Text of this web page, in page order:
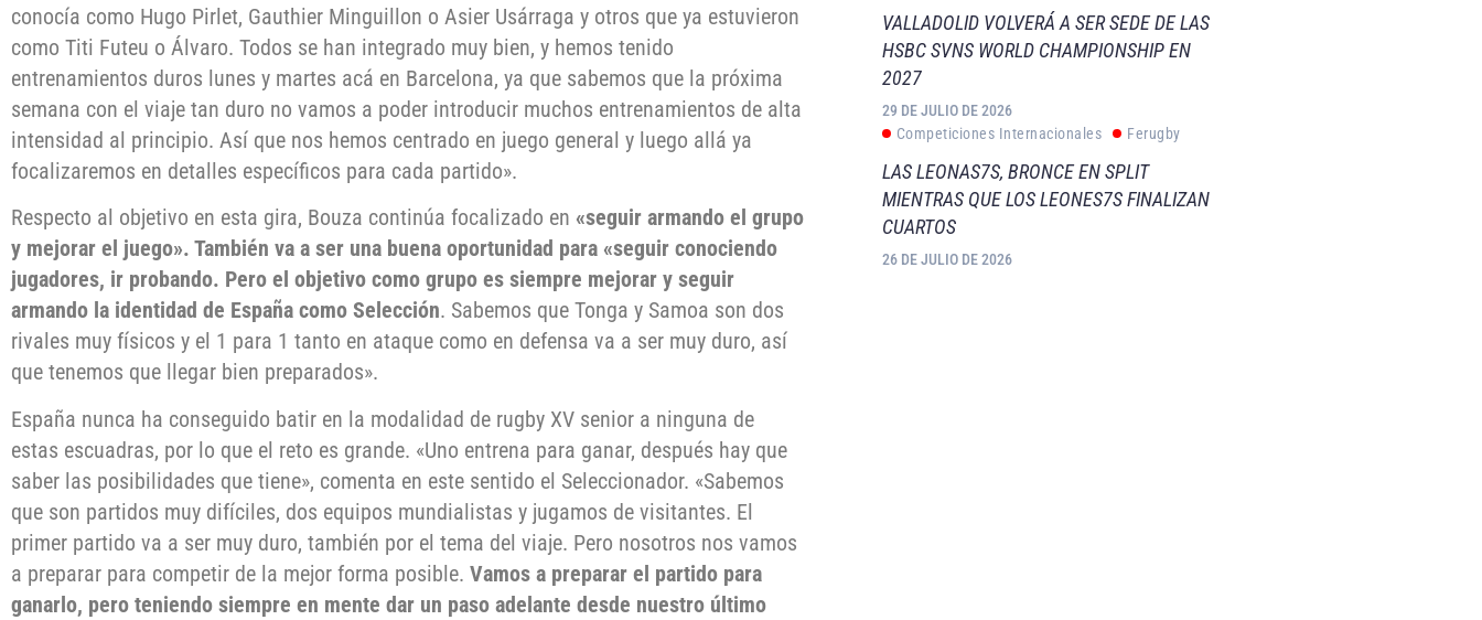
conocía como Hugo Pirlet, Gauthier Minguillon o Asier Usárraga y otros que ya estuvieron
como Titi Futeu o Álvaro. Todos se han integrado muy bien, y hemos tenido
entrenamientos duros lunes y martes acá en Barcelona, ya que sabemos que la próxima
semana con el viaje tan duro no vamos a poder introducir muchos entrenamientos de alta
intensidad al principio. Así que nos hemos centrado en juego general y luego allá ya
focalizaremos en detalles específicos para cada partido».
Respecto al objetivo en esta gira, Bouza continúa focalizado en «seguir armando el grupo
y mejorar el juego». También va a ser una buena oportunidad para «seguir conociendo
jugadores, ir probando. Pero el objetivo como grupo es siempre mejorar y seguir
armando la identidad de España como Selección. Sabemos que Tonga y Samoa son dos
rivales muy físicos y el 1 para 1 tanto en ataque como en defensa va a ser muy duro, así
que tenemos que llegar bien preparados».
España nunca ha conseguido batir en la modalidad de rugby XV senior a ninguna de
estas escuadras, por lo que el reto es grande. «Uno entrena para ganar, después hay que
saber las posibilidades que tiene», comenta en este sentido el Seleccionador. «Sabemos
que son partidos muy difíciles, dos equipos mundialistas y jugamos de visitantes. El
primer partido va a ser muy duro, también por el tema del viaje. Pero nosotros nos vamos
a preparar para competir de la mejor forma posible. Vamos a preparar el partido para
ganarlo, pero teniendo siempre en mente dar un paso adelante desde nuestro último
VALLADOLID VOLVERÁ A SER SEDE DE LAS
HSBC SVNS WORLD CHAMPIONSHIP EN
2027
29 DE JULIO DE 2026
Competiciones Internacionales
Ferugby
LAS LEONAS7S, BRONCE EN SPLIT
MIENTRAS QUE LOS LEONES7S FINALIZAN
CUARTOS
26 DE JULIO DE 2026